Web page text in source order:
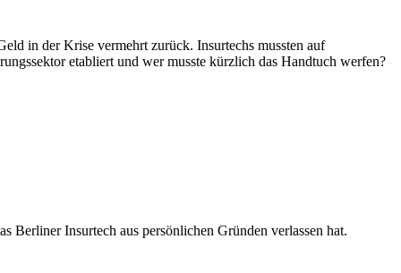
in der Krise vermehrt zurück. Insurtechs mussten auf
etabliert und wer musste kürzlich das Handtuch werfen?
Insurtech aus persönlichen Gründen verlassen hat.